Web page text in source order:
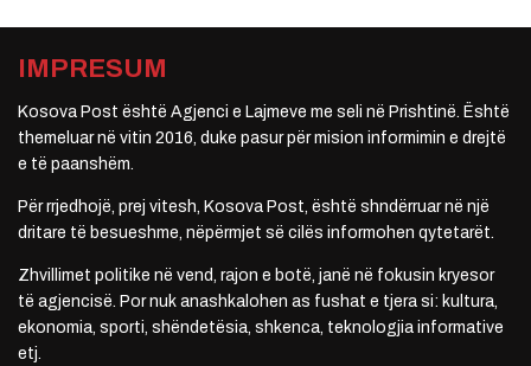
IMPRESUM
Kosova Post është Agjenci e Lajmeve me seli në Prishtinë. Është
themeluar në vitin 2016, duke pasur për mision informimin e drejtë
e të paanshëm.
Për rrjedhojë, prej vitesh, Kosova Post, është shndërruar në një
dritare të besueshme, nëpërmjet së cilës informohen qytetarët.
Zhvillimet politike në vend, rajon e botë, janë në fokusin kryesor
të agjencisë. Por nuk anashkalohen as fushat e tjera si: kultura,
ekonomia, sporti, shëndetësia, shkenca, teknologjia informative
etj.